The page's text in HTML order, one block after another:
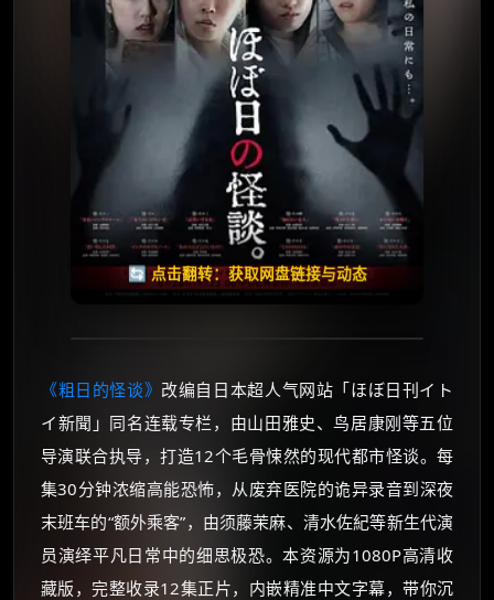
🔄 点击翻转：获取网盘链接与动态
失效请反馈
🧧️
天天领红包
《粗日的怪谈》 改编自日本超人气网站「ほぼ日刊イト
イ新聞」同名连载专栏，由山田雅史、鸟居康刚等五位
导演联合执导，打造12个毛骨悚然的现代都市怪谈。每
集30分钟浓缩高能恐怖，从废弃医院的诡异录音到深夜
末班车的“额外乘客”，由须藤茉麻、清水佐紀等新生代演
员演绎平凡日常中的细思极恐。本资源为1080P高清收
藏版，完整收录12集正片，内嵌精准中文字幕，带你沉